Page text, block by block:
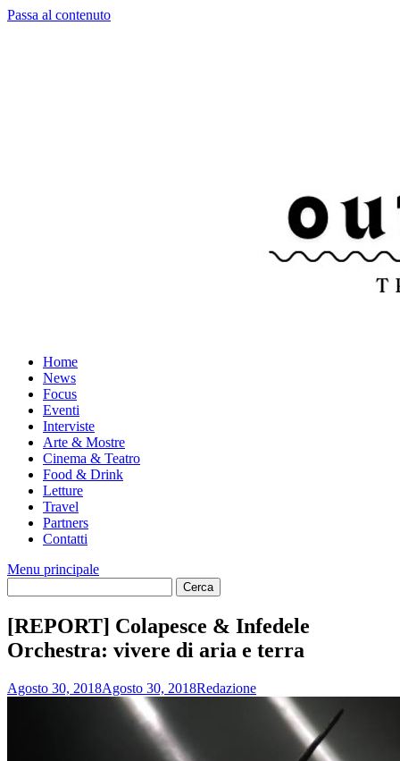
Passa al contenuto
Home
News
Focus
Eventi
Interviste
Arte & Mostre
Cinema & Teatro
Food & Drink
Letture
Travel
Partners
Contatti
Menu principale
[REPORT] Colapesce & Infedele
Orchestra: vivere di aria e terra
Agosto 30, 2018Agosto 30, 2018Redazione